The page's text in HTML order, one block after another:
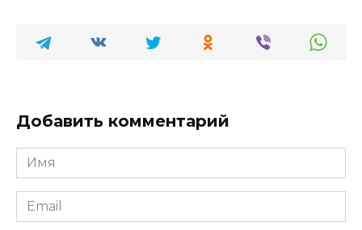
Добавить комментарий
Имя
*
Email
*